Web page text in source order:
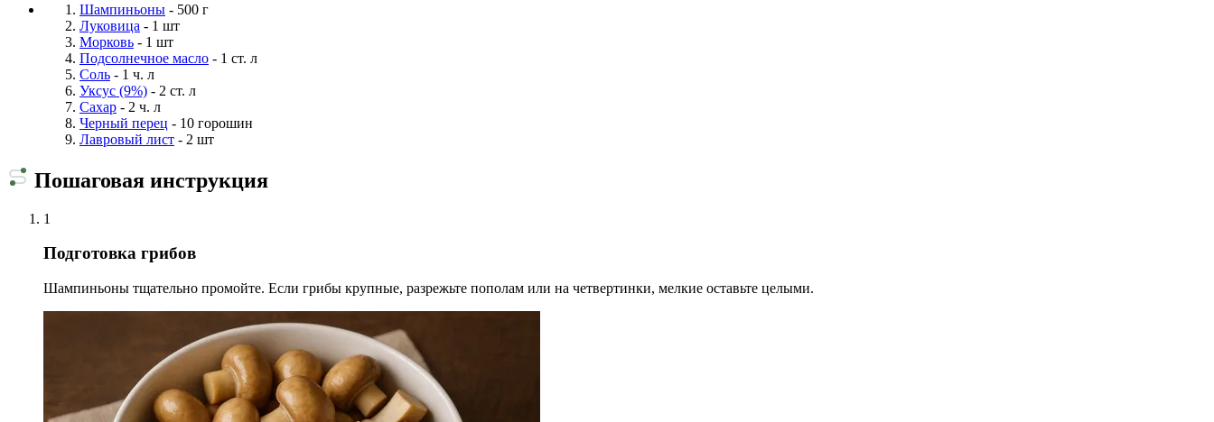
Шампиньоны - 500 г
Луковица - 1 шт
Морковь - 1 шт
Подсолнечное масло - 1 ст. л
Соль - 1 ч. л
Уксус (9%) - 2 ст. л
Сахар - 2 ч. л
Черный перец - 10 горошин
Лавровый лист - 2 шт
Пошаговая инструкция
1
Подготовка грибов
Шампиньоны тщательно промойте. Если грибы крупные, разрежьте пополам или на четвертинки, мелкие оставьте целыми.